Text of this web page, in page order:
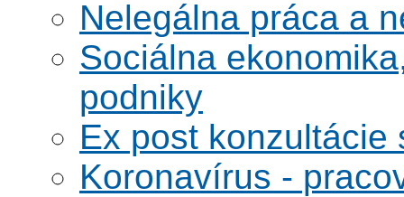
Nelegálna práca a
Sociálna
podniky
Ex post
Koronavírus -